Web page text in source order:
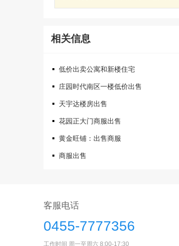
相关信息
低价出卖公寓和新楼住宅
庄园时代南区一楼低价出售
天宇达楼房出售
花园正大门商服出售
黄金旺铺：出售商服
商服出售
客服电话
0455-7777356
工作时间 周一至周六 8:00-17:30